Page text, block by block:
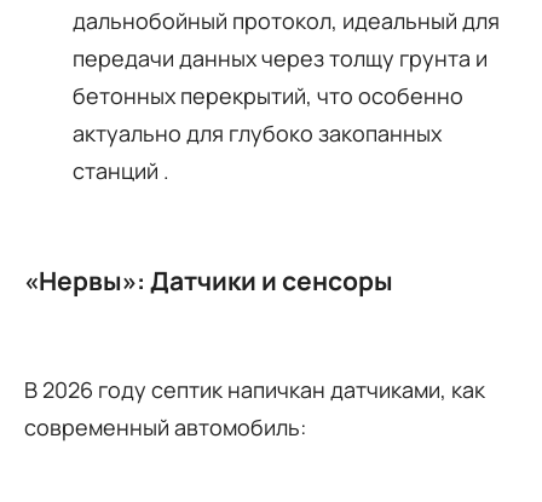
дальнобойный протокол, идеальный для
передачи данных через толщу грунта и
бетонных перекрытий, что особенно
актуально для глубоко закопанных
станций .
«Нервы»: Датчики и сенсоры
В 2026 году септик напичкан датчиками, как
современный автомобиль: